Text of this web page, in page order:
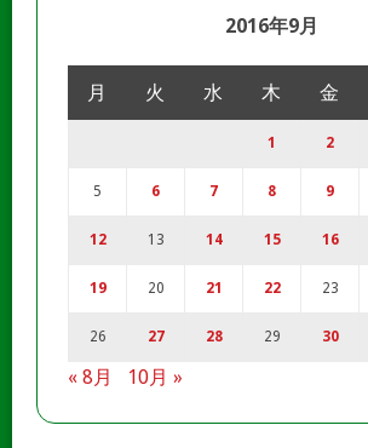
2016年9月
月 火 水 木 金
1 2
5 6 7 8 9
12 13 14 15 16
19 20 21 22 23
26 27 28 29 30
« 8月 10月 »